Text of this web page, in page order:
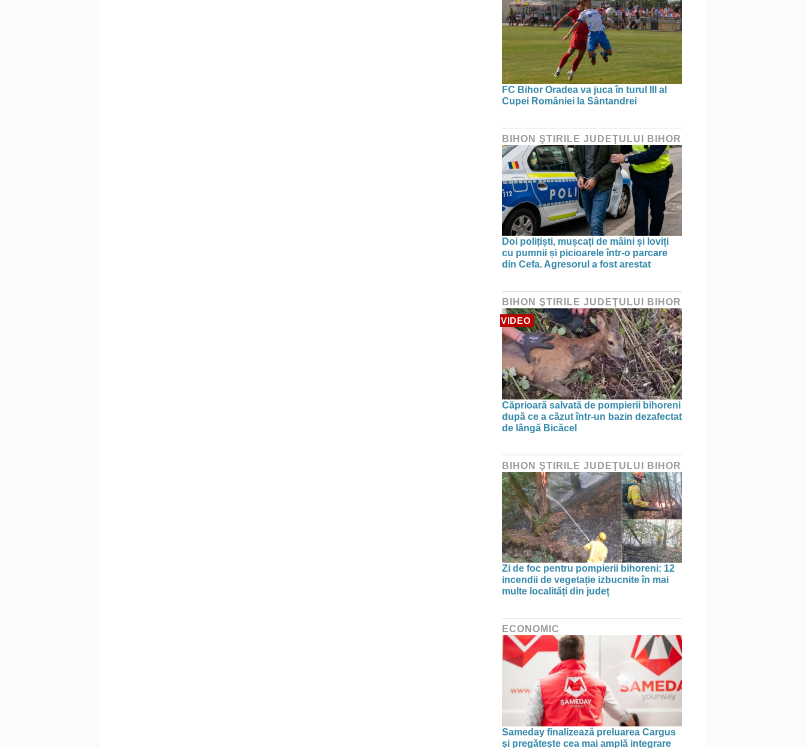
FC Bihor Oradea va juca în turul III al
Cupei României la Sântandrei
BIHON ŞTIRILE JUDEŢULUI BIHOR
Doi polițiști, mușcați de mâini și loviți
cu pumnii și picioarele într-o parcare
din Cefa. Agresorul a fost arestat
BIHON ŞTIRILE JUDEŢULUI BIHOR
VIDEO
Căprioară salvată de pompierii bihoreni
după ce a căzut într-un bazin dezafectat
de lângă Bicăcel
BIHON ŞTIRILE JUDEŢULUI BIHOR
Zi de foc pentru pompierii bihoreni: 12
incendii de vegetație izbucnite în mai
multe localități din județ
ECONOMIC
Sameday finalizează preluarea Cargus
și pregătește cea mai amplă integrare